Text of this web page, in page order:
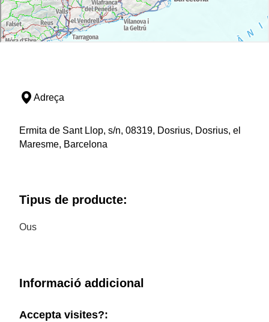
Adreça
Ermita de Sant Llop, s/n, 08319, Dosrius, Dosrius, el
Maresme, Barcelona
Tipus de producte:
Ous
Informació addicional
Accepta visites?: